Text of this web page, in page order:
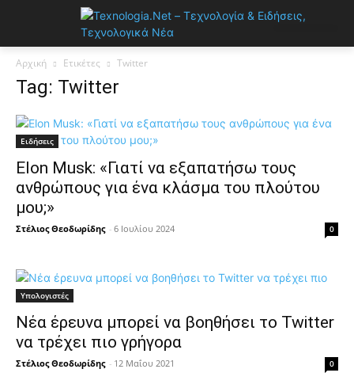
Αρχική Ετικέτες Twitter
Tag: Twitter
Ειδήσεις
Elon Musk: «Γιατί να εξαπατήσω τους
ανθρώπους για ένα κλάσμα του πλούτου
μου;»
Στέλιος Θεοδωρίδης - 6 Ιουλίου 2024 0
Υπολογιστές
Νέα έρευνα μπορεί να βοηθήσει το Twitter
να τρέχει πιο γρήγορα
Στέλιος Θεοδωρίδης - 12 Μαΐου 2021 0